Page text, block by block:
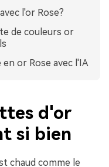
l'or Rose?
de couleurs or
en or Rose avec l'IA
d'or
si bien
chaud comme le